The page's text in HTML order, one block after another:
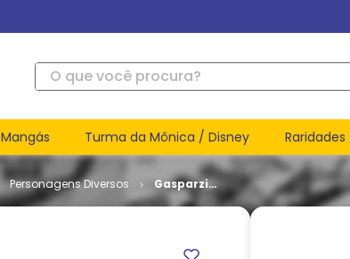
O que você procura?
Mangás Turma da Mônica / Disney Raridades
Personagens Diversos
Gasparzinho
# 39